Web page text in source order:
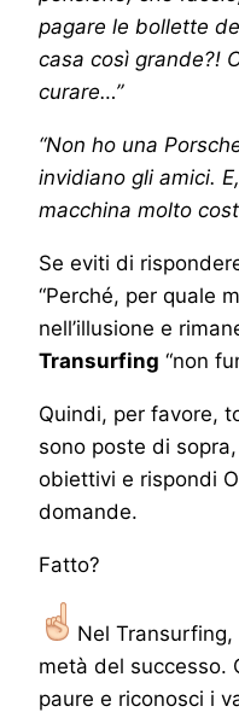
pagare le bollette
casa così grande?!
curare…”
“Non ho una
invidiano gli amici.
macchina molto
Se eviti di
“Perché, per quale
nell’illusione e
Transurfing “non
Quindi, per favore,
sono poste di
obiettivi e rispondi
domande.
Fatto?
Nel Transurfing,
metà del successo.
paure e riconosci i